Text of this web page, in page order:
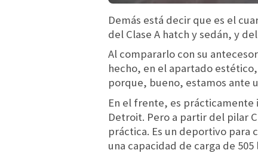
Demás está decir que es el
del Clase A hatch y sedán, y del
Al compararlo con su
hecho, en el apartado
porque, bueno, estamos ante
En el frente, es prácticamente
Detroit. Pero a partir del pilar
práctica. Es un deportivo para
una capacidad de carga de 505